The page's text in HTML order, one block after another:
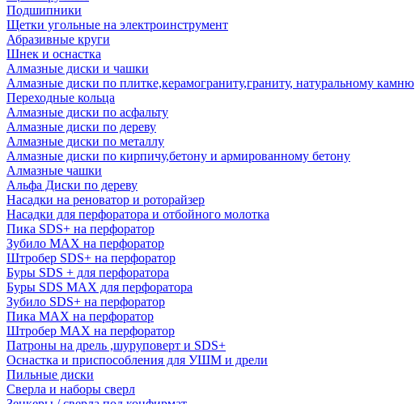
Подшипники
Щетки угольные на электроинструмент
Абразивные круги
Шнек и оснастка
Алмазные диски и чашки
Алмазные диски по плитке,керамограниту,граниту, натуральному камню
Переходные кольца
Алмазные диски по асфальту
Алмазные диски по дереву
Алмазные диски по металлу
Алмазные диски по кирпичу,бетону и армированному бетону
Алмазные чашки
Альфа Диски по дереву
Насадки на реноватор и роторайзер
Насадки для перфоратора и отбойного молотка
Пика SDS+ на перфоратор
Зубило MAX на перфоратор
Штробер SDS+ на перфоратор
Буры SDS + для перфоратора
Буры SDS MAX для перфоратора
Зубило SDS+ на перфоратор
Пика MAX на перфоратор
Штробер MAX на перфоратор
Патроны на дрель ,шуруповерт и SDS+
Оснастка и приспособления для УШМ и дрели
Пильные диски
Сверла и наборы сверл